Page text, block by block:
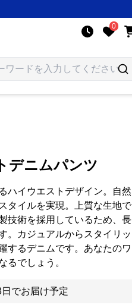
0
デニムパンツ
ハイウエストデザイン。自然
タイルを実現。上質な生地で
技術を採用しているため、長
。カジュアルからスタイリッ
するデニムです。あなたのワ
るでしょう。
でお届け予定